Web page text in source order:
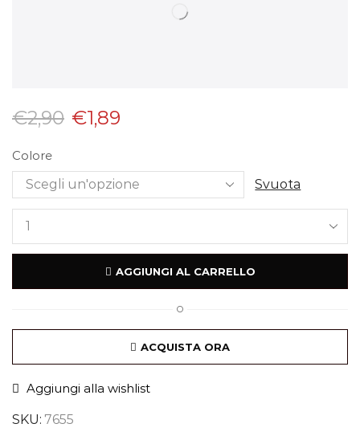
€2,90 €1,89
Colore
Svuota
AGGIUNGI AL CARRELLO
O
ACQUISTA ORA
Aggiungi alla wishlist
SKU: 7655